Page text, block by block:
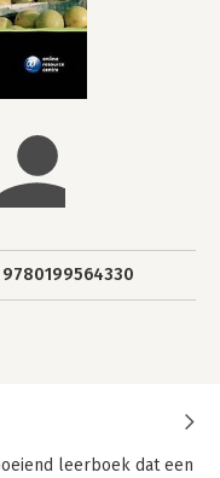
9780199564330
leerboek dat een